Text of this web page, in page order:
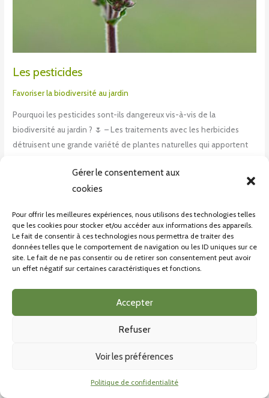
Gérer le consentement aux
cookies
Pour offrir les meilleures expériences, nous utilisons des technologies telles
que les cookies pour stocker et/ou accéder aux informations des appareils.
Le fait de consentir à ces technologies nous permettra de traiter des
données telles que le comportement de navigation ou les ID uniques sur ce
site. Le fait de ne pas consentir ou de retirer son consentement peut avoir
un effet négatif sur certaines caractéristiques et fonctions.
Accepter
Refuser
Voir les préférences
Politique de confidentialité
Les pesticides
Favoriser la biodiversité au jardin
Pourquoi les pesticides sont-ils dangereux vis-à-vis de la
biodiversité au jardin ? 🌷 – Les traitements avec les herbicides
détruisent une grande variété de plantes naturelles qui apportent
pesticides utilisés pour lutter contre les insectes nuisibles des
plantes tuent également bon nombre d’insectes
Read More »
La
biodiversité
au